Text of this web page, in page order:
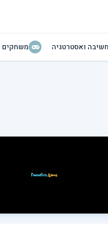
חשיבה ואסטרטגיה משחקים